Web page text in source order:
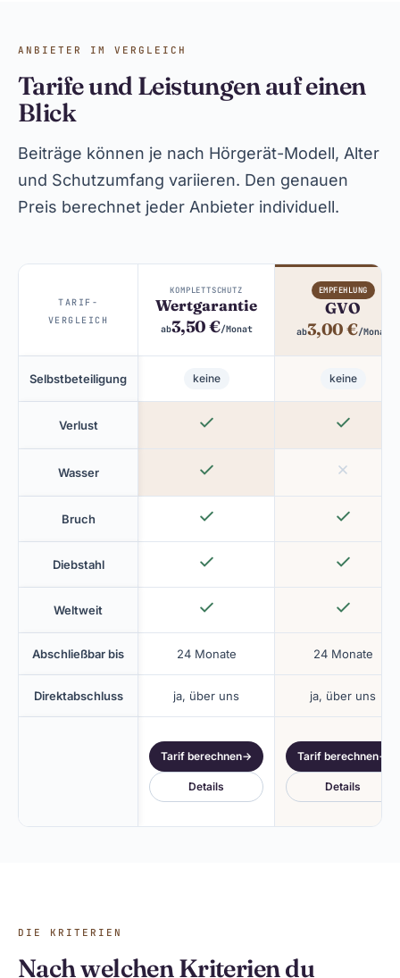
ANBIETER IM VERGLEICH
Tarife und Leistungen auf einen
Blick
Beiträge können je nach Hörgerät-Modell, Alter
und Schutzumfang variieren. Den genauen
Preis berechnet jeder Anbieter individuell.
TARIF-
VERGLEICH
KOMPLETTSCHUTZ
Wertgarantie
ab3,50 €/Monat
EMPFEHLUNG
GVO
ab3,00 €/Monat
Selbstbeteiligung keine keine
Verlust
Wasser
Bruch
Diebstahl
Weltweit
Abschließbar bis 24 Monate 24 Monate
Direktabschluss ja, über uns ja, über uns
Tarif berechnen→
Details
Tarif berechnen→
Details
DIE KRITERIEN
Nach welchen Kriterien du